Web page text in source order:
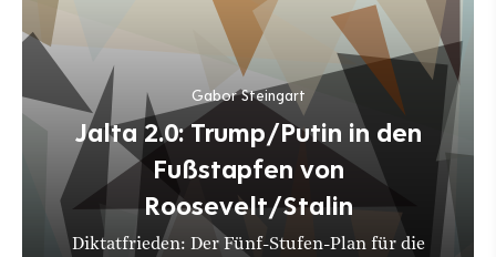
Gabor Steingart
Jalta 2.0: Trump/Putin in den
Fußstapfen von
Roosevelt/Stalin
Diktatfrieden: Der Fünf-Stufen-Plan für die